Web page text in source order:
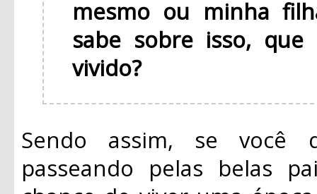
mesmo ou minha
sabe sobre isso,
vivido?
Sendo assim, se você
passeando pelas belas